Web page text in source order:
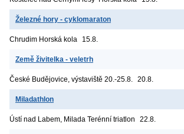
Železné hory - cyklomaraton
Chrudim Horská kola 15.8.
Země živitelka - veletrh
České Budějovice, výstaviště 20.-25.8. 20.8.
Miladathlon
Ústí nad Labem, Milada Terénní triatlon 22.8.